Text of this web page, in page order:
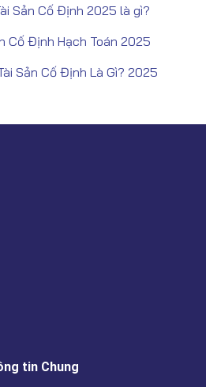
Sản Cố Định 2025 là gì?
Cố Định Hạch Toán 2025
Sản Cố Định Là Gì? 2025
tin Chung